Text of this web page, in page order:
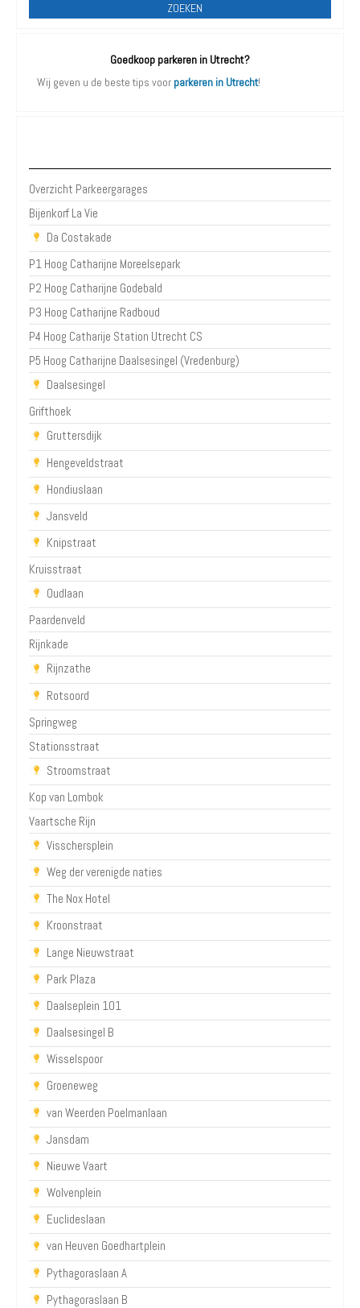
ZOEKEN
Goedkoop parkeren in Utrecht?
Wij geven u de beste tips voor parkeren in Utrecht!
Overzicht Parkeergarages
Bijenkorf La Vie
Da Costakade
P1 Hoog Catharijne Moreelsepark
P2 Hoog Catharijne Godebald
P3 Hoog Catharijne Radboud
P4 Hoog Catharije Station Utrecht CS
P5 Hoog Catharijne Daalsesingel (Vredenburg)
Daalsesingel
Grifthoek
Gruttersdijk
Hengeveldstraat
Hondiuslaan
Jansveld
Knipstraat
Kruisstraat
Oudlaan
Paardenveld
Rijnkade
Rijnzathe
Rotsoord
Springweg
Stationsstraat
Stroomstraat
Kop van Lombok
Vaartsche Rijn
Visschersplein
Weg der verenigde naties
The Nox Hotel
Kroonstraat
Lange Nieuwstraat
Park Plaza
Daalseplein 101
Daalsesingel B
Wisselspoor
Groeneweg
van Weerden Poelmanlaan
Jansdam
Nieuwe Vaart
Wolvenplein
Euclideslaan
van Heuven Goedhartplein
Pythagoraslaan A
Pythagoraslaan B